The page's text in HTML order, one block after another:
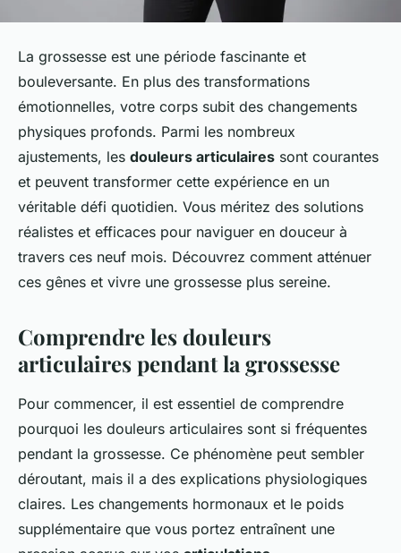
La grossesse est une période fascinante et
bouleversante. En plus des transformations
émotionnelles, votre corps subit des changements
physiques profonds. Parmi les nombreux
ajustements, les douleurs articulaires sont courantes
et peuvent transformer cette expérience en un
véritable défi quotidien. Vous méritez des solutions
réalistes et efficaces pour naviguer en douceur à
travers ces neuf mois. Découvrez comment atténuer
ces gênes et vivre une grossesse plus sereine.
Comprendre les douleurs
articulaires pendant la grossesse
Pour commencer, il est essentiel de comprendre
pourquoi les douleurs articulaires sont si fréquentes
pendant la grossesse. Ce phénomène peut sembler
déroutant, mais il a des explications physiologiques
claires. Les changements hormonaux et le poids
supplémentaire que vous portez entraînent une